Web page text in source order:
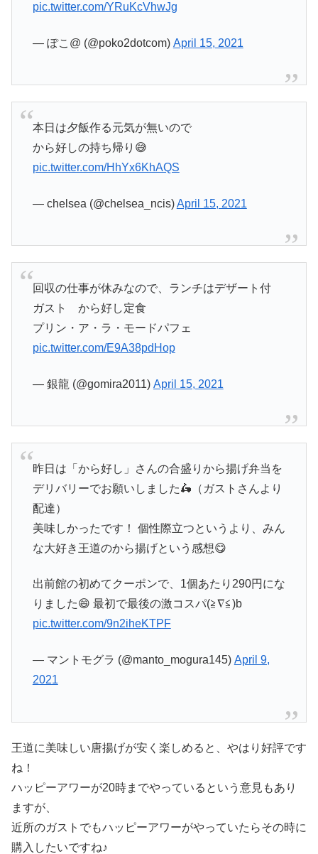
pic.twitter.com/YRuKcVhwJg
— ぽこ@ (@poko2dotcom) April 15, 2021
本日は夕飯作る元気が無いので
から好しの持ち帰り😅
pic.twitter.com/HhYx6KhAQS
— chelsea (@chelsea_ncis)April 15, 2021
回収の仕事が休みなので、ランチはデザート付
ガスト から好し定食
プリン・ア・ラ・モードパフェ
pic.twitter.com/E9A38pdHop
— 銀龍 (@gomira2011) April 15, 2021
昨日は「から好し」さんの合盛りから揚げ弁当を
デリバリーでお願いしました🛵（ガストさんより
配達）
美味しかったです！ 個性際立つというより、みん
な大好き王道のから揚げという感想😋
出前館の初めてクーポンで、1個あたり290円にな
りました😄 最初で最後の激コスパ(≧∇≦)b
pic.twitter.com/9n2iheKTPF
— マントモグラ (@manto_mogura145) April 9,
2021
王道に美味しい唐揚げが安く楽しめると、やはり好評です
ね！
ハッピーアワーが20時までやっているという意見もあり
ますが、
近所のガストでもハッピーアワーがやっていたらその時に
購入したいですね♪